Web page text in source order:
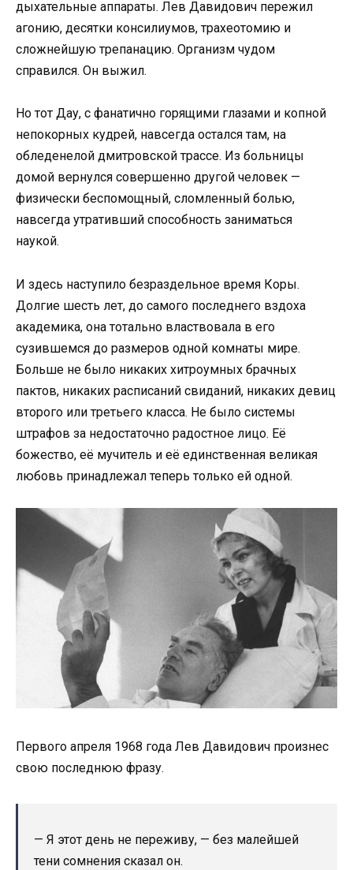
дыхательные аппараты. Лев Давидович пережил
агонию, десятки консилиумов, трахеотомию и
сложнейшую трепанацию. Организм чудом
справился. Он выжил.
Но тот Дау, с фанатично горящими глазами и копной
непокорных кудрей, навсегда остался там, на
обледенелой дмитровской трассе. Из больницы
домой вернулся совершенно другой человек —
физически беспомощный, сломленный болью,
навсегда утративший способность заниматься
наукой.
И здесь наступило безраздельное время Коры.
Долгие шесть лет, до самого последнего вздоха
академика, она тотально властвовала в его
сузившемся до размеров одной комнаты мире.
Больше не было никаких хитроумных брачных
пактов, никаких расписаний свиданий, никаких девиц
второго или третьего класса. Не было системы
штрафов за недостаточно радостное лицо. Её
божество, её мучитель и её единственная великая
любовь принадлежал теперь только ей одной.
Первого апреля 1968 года Лев Давидович произнес
свою последнюю фразу.
— Я этот день не переживу, — без малейшей
тени сомнения сказал он.